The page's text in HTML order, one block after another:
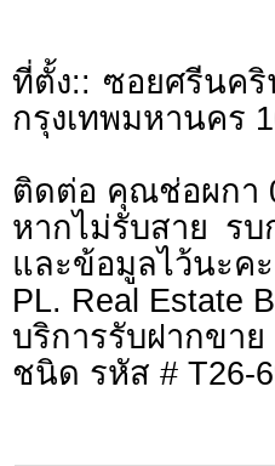
ที่ตั้ง:: ซอยศรีนคริ
กรุงเทพมหานคร
ติดต่อ คุณช่อผกา
หากไม่รับสาย ร
และข้อมูลไว้นะคะ
PL. Real Estate
บริการรับฝากขา
ชนิด รหัส # T26-